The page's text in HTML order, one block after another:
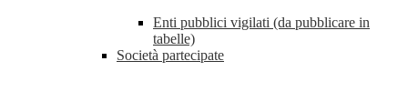
Enti pubblici vigilati (da pubblicare in
tabelle)
Società partecipate